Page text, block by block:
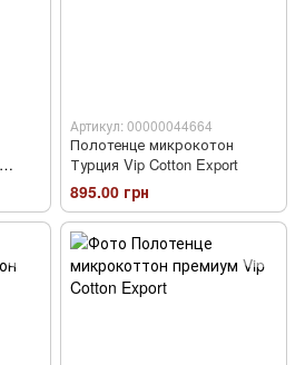
Артикул: 00000044664
Полотенце микрокотон
Турция Vip Cotton Export
895.00 грн